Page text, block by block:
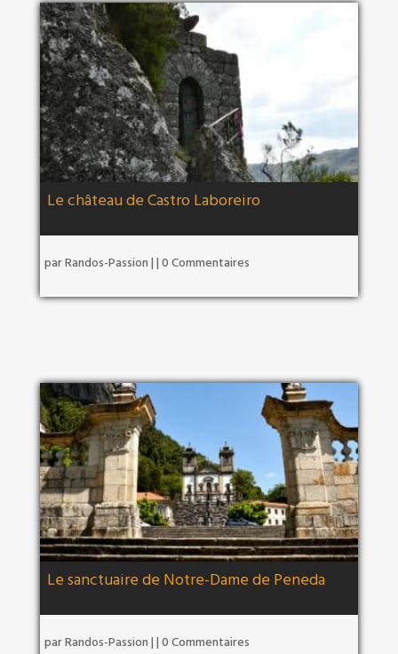
Le château de Castro Laboreiro
parRandos-Passion | | 0 Commentaires
Le sanctuaire de Notre-Dame de Peneda
parRandos-Passion | | 0 Commentaires